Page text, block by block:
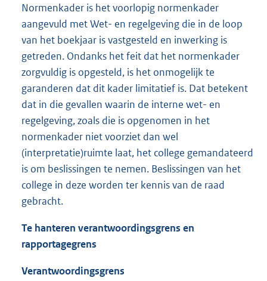
Normenkader is het voorlopig normenkader
aangevuld met Wet- en regelgeving die in de loop
van het boekjaar is vastgesteld en inwerking is
getreden. Ondanks het feit dat het normenkader
zorgvuldig is opgesteld, is het onmogelijk te
garanderen dat dit kader limitatief is. Dat betekent
dat in die gevallen waarin de interne wet- en
regelgeving, zoals die is opgenomen in het
normenkader niet voorziet dan wel
(interpretatie)ruimte laat, het college gemandateerd
is om beslissingen te nemen. Beslissingen van het
college in deze worden ter kennis van de raad
gebracht.
Te hanteren verantwoordingsgrens en
rapportagegrens
Verantwoordingsgrens